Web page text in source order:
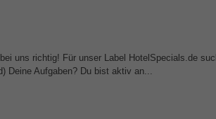
uns richtig! Für unser Label HotelSpecials.de
Deine Aufgaben? Du bist aktiv an...